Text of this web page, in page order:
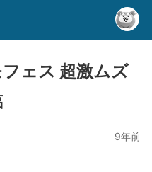
フェス 超激ムズ
9年前